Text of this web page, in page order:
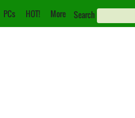
PCs HOT! More Search